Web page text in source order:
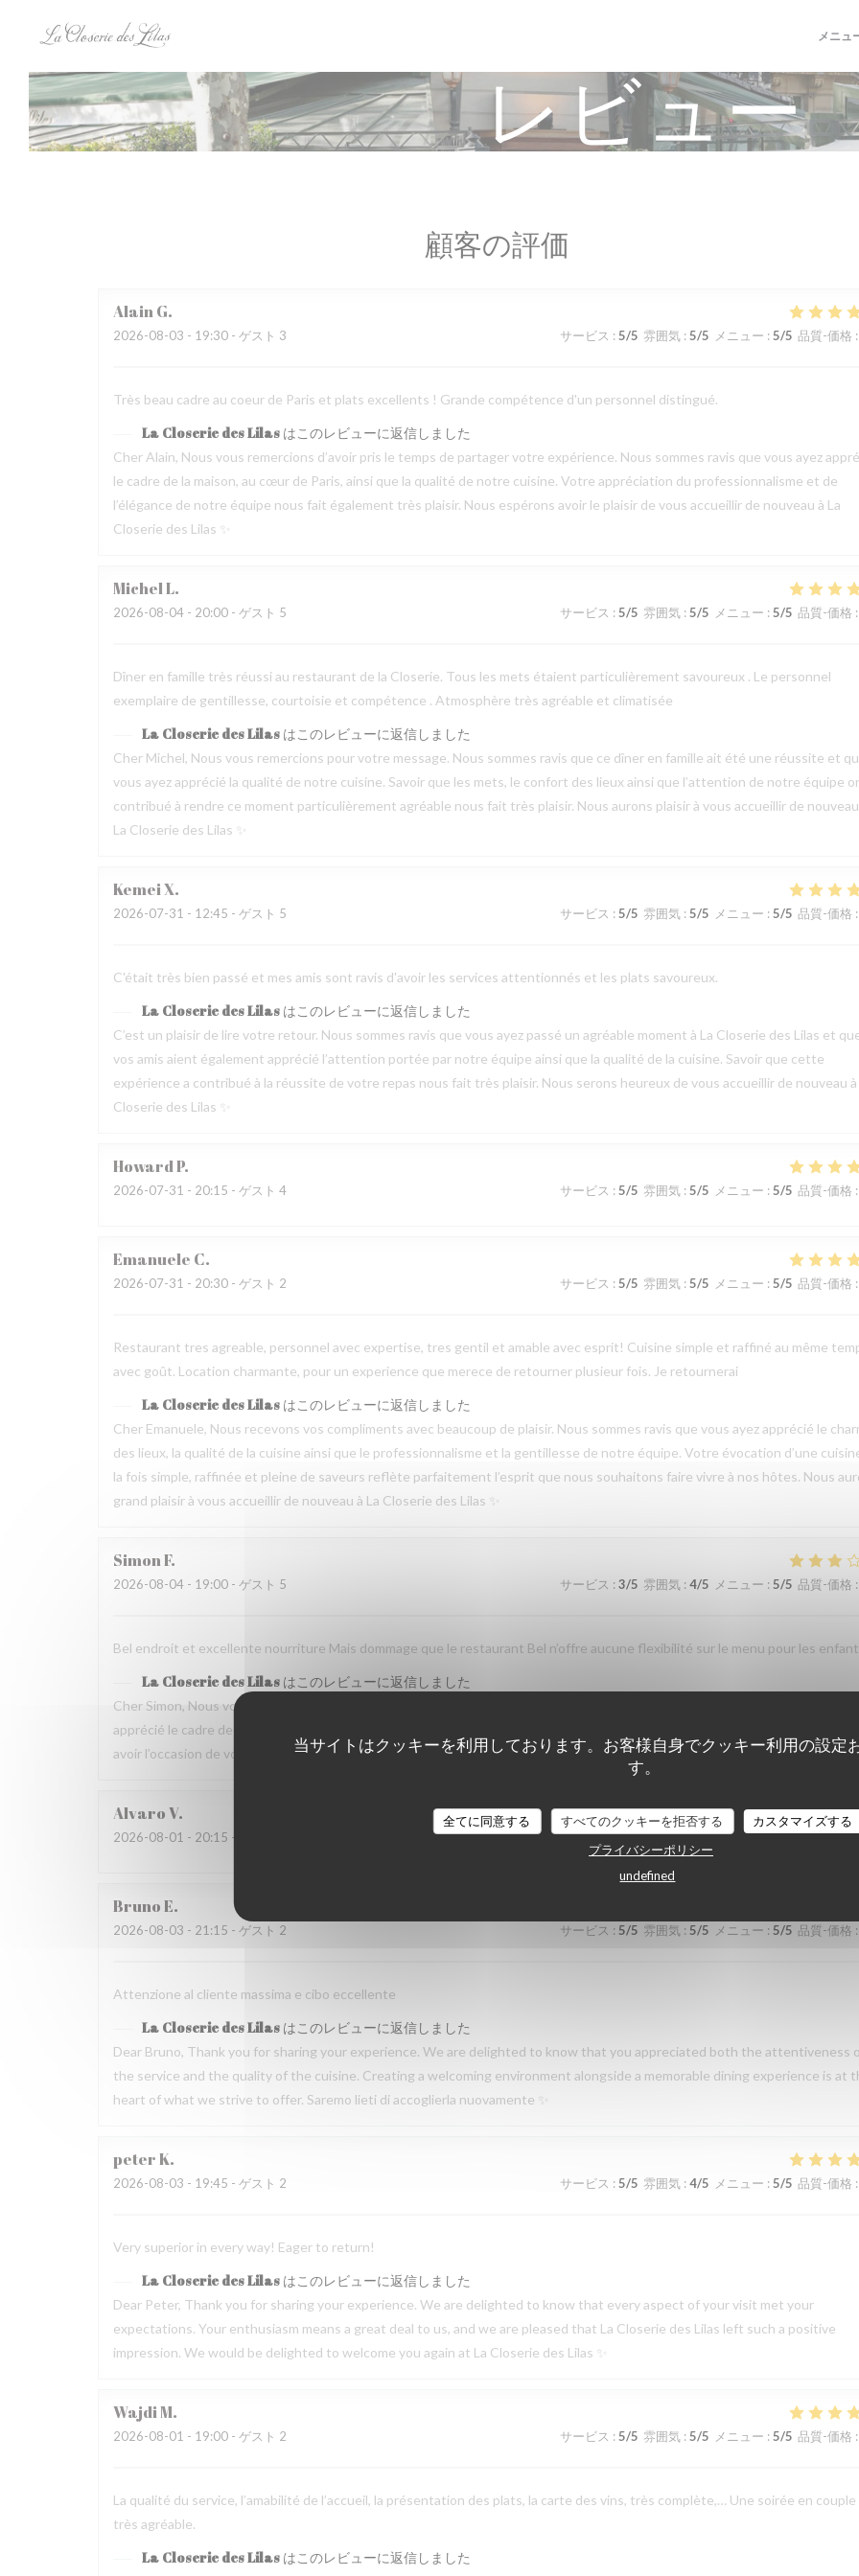
当サイトはクッキーを利用しております。お客様自身でクッキー利用の設定
す。
全てに同意する すべてのクッキーを拒否する
カスタマイズする
プライバシーポリシー
undefined
メニュ
レビュー
顧客の評価
AlainG
2026-08-03 - 19:30 - ゲスト 3 サービス : 5/5 雰囲気: 5/5 メニュー : 5/5 品質-価格 :
Très beau cadre au coeur de Paris et plats excellents ! Grande compétence d'un personnel distingué.
La Closerie des Lilas はこのレビューに返信しました
Cher Alain, Nous vous remercions d’avoir pris le temps de partager votre expérience. Nous sommes ravis que vous ayez
le cadre de la maison, au cœur de Paris, ainsi que la qualité de notre cuisine. Votre appréciation du professionnalisme et de
l’élégance de notre équipe nous fait également très plaisir. Nous espérons avoir le plaisir de vous accueillir de nouveau à La
Closerie des Lilas ✨
MichelL
2026-08-04 - 20:00 - ゲスト 5 サービス : 5/5 雰囲気: 5/5 メニュー : 5/5 品質-価格 :
Dîner en famille très réussi au restaurant de la Closerie. Tous les mets étaient particulièrement savoureux . Le personnel
exemplaire de gentillesse, courtoisie et compétence . Atmosphère très agréable et climatisée
La Closerie des Lilas はこのレビューに返信しました
Cher Michel, Nous vous remercions pour votre message. Nous sommes ravis que ce dîner en famille ait été une réussite et
vous ayez apprécié la qualité de notre cuisine. Savoir que les mets, le confort des lieux ainsi que l’attention de notre équipe
contribué à rendre ce moment particulièrement agréable nous fait très plaisir. Nous aurons plaisir à vous accueillir de
La Closerie des Lilas ✨
KemeiX
2026-07-31 - 12:45 - ゲスト 5 サービス : 5/5 雰囲気: 5/5 メニュー : 5/5 品質-価格 :
C'était très bien passé et mes amis sont ravis d'avoir les services attentionnés et les plats savoureux.
La Closerie des Lilas はこのレビューに返信しました
C’est un plaisir de lire votre retour. Nous sommes ravis que vous ayez passé un agréable moment à La Closerie des Lilas et
vos amis aient également apprécié l’attention portée par notre équipe ainsi que la qualité de la cuisine. Savoir que cette
expérience a contribué à la réussite de votre repas nous fait très plaisir. Nous serons heureux de vous accueillir de nouveau à
Closerie des Lilas ✨
HowardP
2026-07-31 - 20:15 - ゲスト 4 サービス : 5/5 雰囲気: 5/5 メニュー : 5/5 品質-価格 :
Emanuele C
2026-07-31 - 20:30 - ゲスト 2 サービス : 5/5 雰囲気: 5/5 メニュー : 5/5 品質-価格 :
Restaurant tres agreable, personnel avec expertise, tres gentil et amable avec esprit! Cuisine simple et raffiné au même
avec goût. Location charmante, pour un experience que merece de retourner plusieur fois. Je retournerai
La Closerie des Lilas はこのレビューに返信しました
Cher Emanuele, Nous recevons vos compliments avec beaucoup de plaisir. Nous sommes ravis que vous ayez apprécié le
des lieux, la qualité de la cuisine ainsi que le professionnalisme et la gentillesse de notre équipe. Votre évocation d’une
la fois simple, raffinée et pleine de saveurs reflète parfaitement l’esprit que nous souhaitons faire vivre à nos hôtes. Nous
grand plaisir à vous accueillir de nouveau à La Closerie des Lilas ✨
SimonF
2026-08-04 - 19:00 - ゲスト 5 サービス : 3/5 雰囲気: 4/5 メニュー : 5/5 品質-価格 :
Bel endroit et excellente nourriture Mais dommage que le restaurant Bel n’offre aucune flexibilité sur le menu pour les
La Closerie des Lilas はこのレビューに返信しました
Cher Simon, Nous vous remercions d’avoir pris le temps de partager votre expérience. Nous sommes heureux que vous ayez
apprécié le cadre de la maison ainsi que la qualité de la cuisine. Nous prenons également note de vos remarques. Nous
avoir l’occasion de vous accueillir de nouveau à La Closerie des Lilas ✨
AlvaroV
2026-08-01 - 20:15 - ゲスト 3 サービス:5/5 雰囲気:5/5 メニュー:5/5 品質-価格:
BrunoE
2026-08-03 - 21:15 - ゲスト 2 サービス : 5/5 雰囲気 : 5/5 メニュー : 5/5 品質-価格 :
Attenzione al cliente massima e cibo eccellente
La Closerie des Lilas はこのレビューに返信しました
Dear Bruno, Thank you for sharing your experience. We are delighted to know that you appreciated both the attentiveness
the service and the quality of the cuisine. Creating a welcoming environment alongside a memorable dining experience is at
heart of what we strive to offer. Saremo lieti di accoglierla nuovamente ✨
peterK
2026-08-03 - 19:45 - ゲスト 2 サービス : 5/5 雰囲気: 4/5 メニュー : 5/5 品質-価格 :
Very superior in every way! Eager to return!
La Closerie des Lilas はこのレビューに返信しました
Dear Peter, Thank you for sharing your experience. We are delighted to know that every aspect of your visit met your
expectations. Your enthusiasm means a great deal to us, and we are pleased that La Closerie des Lilas left such a positive
impression. We would be delighted to welcome you again at La Closerie des Lilas ✨
WajdiM
2026-08-01 - 19:00 - ゲスト 2 サービス : 5/5 雰囲気: 5/5 メニュー : 5/5 品質-価格 :
La qualité du service, l’amabilité de l’accueil, la présentation des plats, la carte des vins, très complète,… Une soirée en couple
très agréable.
La Closerie des Lilas はこのレビューに返信しました